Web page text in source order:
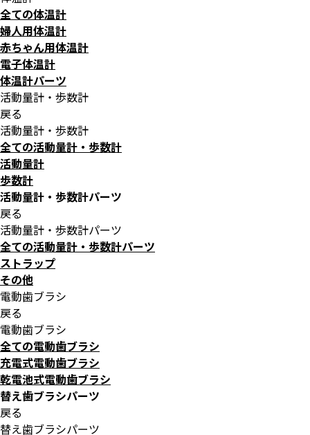
全ての体温計
婦人用体温計
赤ちゃん用体温計
電子体温計
体温計パーツ
活動量計・歩数計
戻る
活動量計・歩数計
全ての活動量計・歩数計
活動量計
歩数計
活動量計・歩数計パーツ
戻る
活動量計・歩数計パーツ
全ての活動量計・歩数計パーツ
ストラップ
その他
電動歯ブラシ
戻る
電動歯ブラシ
全ての電動歯ブラシ
充電式電動歯ブラシ
乾電池式電動歯ブラシ
替え歯ブラシパーツ
戻る
替え歯ブラシパーツ